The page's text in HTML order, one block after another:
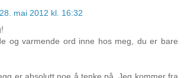
28. mai 2012 kl. 16:32
og varmende ord inne hos meg, du er bare
er absolutt noe å tenke på. Jeg kommer fra